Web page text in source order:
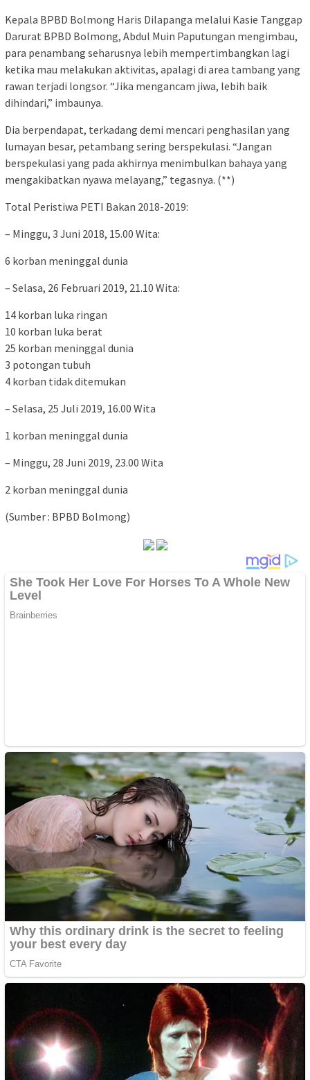
Kepala BPBD Bolmong Haris Dilapanga melalui Kasie Tanggap
Darurat BPBD Bolmong, Abdul Muin Paputungan mengimbau,
para penambang seharusnya lebih mempertimbangkan lagi
ketika mau melakukan aktivitas, apalagi di area tambang yang
rawan terjadi longsor. “Jika mengancam jiwa, lebih baik
dihindari,” imbaunya.
Dia berpendapat, terkadang demi mencari penghasilan yang
lumayan besar, petambang sering berspekulasi. “Jangan
berspekulasi yang pada akhirnya menimbulkan bahaya yang
mengakibatkan nyawa melayang,” tegasnya. (**)
Total Peristiwa PETI Bakan 2018-2019:
– Minggu, 3 Juni 2018, 15.00 Wita:
6 korban meninggal dunia
– Selasa, 26 Februari 2019, 21.10 Wita:
14 korban luka ringan
10 korban luka berat
25 korban meninggal dunia
3 potongan tubuh
4 korban tidak ditemukan
– Selasa, 25 Juli 2019, 16.00 Wita
1 korban meninggal dunia
– Minggu, 28 Juni 2019, 23.00 Wita
2 korban meninggal dunia
(Sumber : BPBD Bolmong)